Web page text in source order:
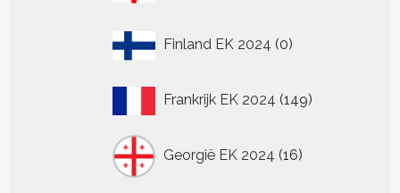
Finland EK 2024 0
producten
Frankrijk EK 2024 149149
Georgië EK 2024 16
producten